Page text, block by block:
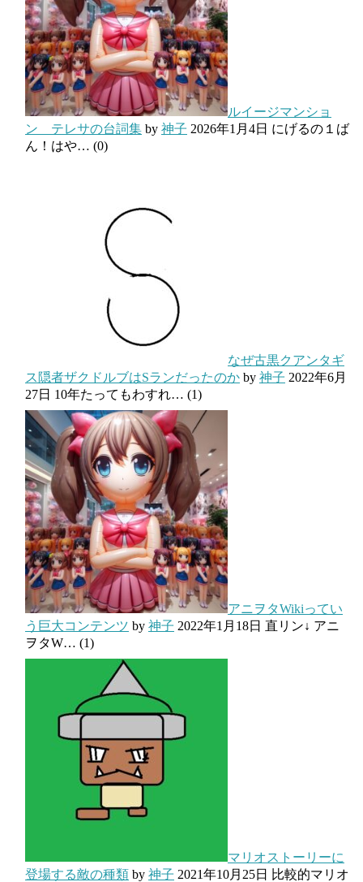
ルイージマンショ
ン テレサの台詞集 by 神子 2026年1月4日 にげるの１ば
ん！はや… (0)
なぜ古黒クアンタギ
ス隠者ザクドルブはSランだったのか by 神子 2022年6月
27日 10年たってもわすれ… (1)
アニヲタWikiってい
う巨大コンテンツ by 神子 2022年1月18日 直リン↓ アニ
ヲタW… (1)
マリオストーリーに
登場する敵の種類 by 神子 2021年10月25日 比較的マリオ